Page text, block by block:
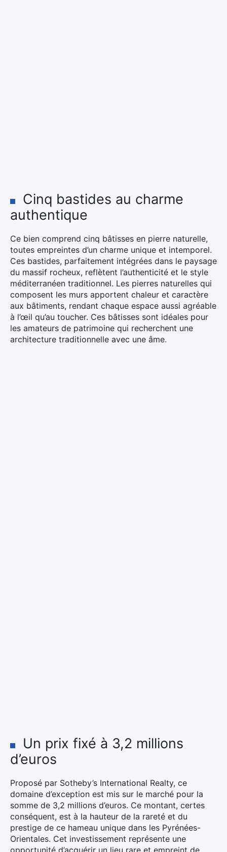
Cinq bastides au charme
authentique
Ce bien comprend cinq bâtisses en pierre naturelle,
toutes empreintes d’un charme unique et intemporel.
Ces bastides, parfaitement intégrées dans le paysage
du massif rocheux, reflètent l’authenticité et le style
méditerranéen traditionnel. Les pierres naturelles qui
composent les murs apportent chaleur et caractère
aux bâtiments, rendant chaque espace aussi agréable
à l’œil qu’au toucher. Ces bâtisses sont idéales pour
les amateurs de patrimoine qui recherchent une
architecture traditionnelle avec une âme.
Un prix fixé à 3,2 millions
d’euros
Proposé par Sotheby’s International Realty, ce
domaine d’exception est mis sur le marché pour la
somme de 3,2 millions d’euros. Ce montant, certes
conséquent, est à la hauteur de la rareté et du
prestige de ce hameau unique dans les Pyrénées-
Orientales. Cet investissement représente une
opportunité d’acquérir un lieu rare et empreint de